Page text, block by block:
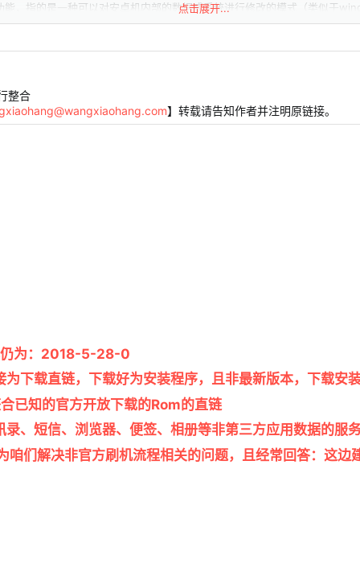
，指的是一种可以对安卓机内部的数据或系统进行修改的模式（类似于
式（俗称引导模式）。就是使用USB数据线连接手机的一种刷机模式
开源的、在Android高权限模式下运行的框架服务，可以在不修改APK文
运行的类Xposed框架。
修改，是一个通用的第三方systemless接口
点击展开...
整合
】转载请告知作者并注明原链接。
仍为：2018-5-28-0
下载直链，下载好为安装程序，且非最新版本，下载安
已知的官方开放下载的Rom的直链
、短信、浏览器、便签、相册等非第三方应用数据的服
咱们解决非官方刷机流程相关的问题，且经常回答：这